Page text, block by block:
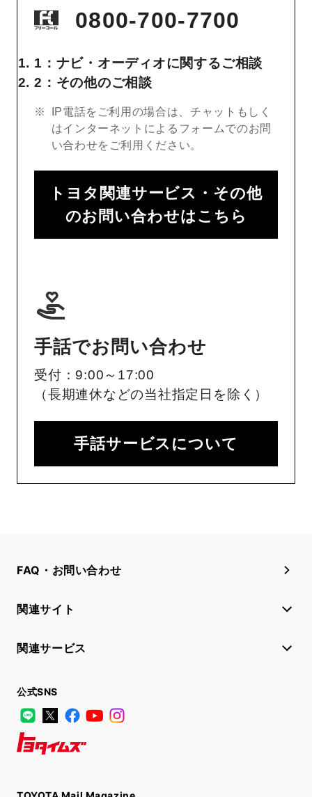
0800-700-7700
1：ナビ・オーディオに関するご相談
2：その他のご相談
IP電話をご利用の場合は、チャットもしく
はインターネットによるフォームでのお問
い合わせをご利用ください。
トヨタ関連サービス・その他
のお問い合わせはこちら
手話でお問い合わせ
受付：9:00～17:00
（長期連休などの当社指定日を除く）
手話サービスについて
FAQ・お問い合わせ
関連サイト
関連サービス
公式SNS
LINE
X FacebookYouTube